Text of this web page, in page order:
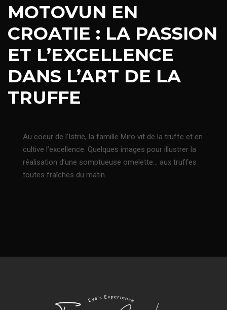
MOTOVUN EN
CROATIE : LA PASSION
ET L’EXCELLENCE
DANS L’ART DE LA
TRUFFE
Au coeur de l’Istrie, la famille Miro vit de la truffe et en
cultive l’excellence. Quelques images pour illustrer la
réalisation d’une somptueuse omelette… aux truffes
toutes fraîches du matin.